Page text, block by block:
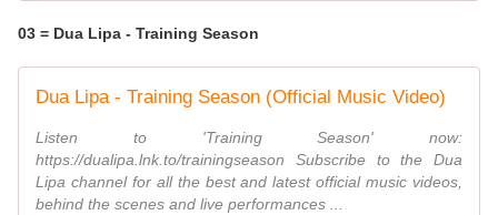
03 = Dua Lipa - Training Season
Dua Lipa - Training Season (Official Music Video)
Listen to 'Training Season' now:
https://dualipa.lnk.to/trainingseason Subscribe to the Dua
Lipa channel for all the best and latest official music videos,
behind the scenes and live performances ...